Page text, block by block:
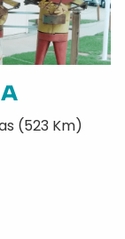
(523 Km)